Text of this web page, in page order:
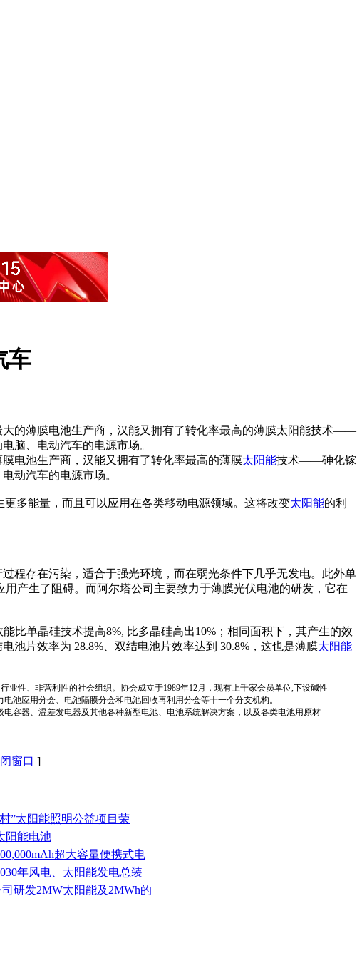
车
大的薄膜电池生产商，汉能又拥有了转化率最高的薄膜太阳能技术——
脑、电动汽车的电源市场。
电池生产商，汉能又拥有了转化率最高的薄膜太阳能技术——砷化镓
动汽车的电源市场。
更多能量，而且可以应用在各类移动电源领域。这将改变太阳能的利
程存在污染，适合于强光环境，而在弱光条件下几乎无发电。此外单
产生了阻碍。而阿尔塔公司主要致力于薄膜光伏电池的研发，它在
比单晶硅技术提高8%, 比多晶硅高出10%；相同面积下，其产生的效
池片效率为 28.8%、双结电池片效率达到 30.8%，这也是薄膜太阳能
业性、非营利性的社会组织。协会成立于1989年12月，现有上千家会员单位,下设碱性
池应用分会、电池隔膜分会和电池回收再利用分会等十一个分支机构。
容器、温差发电器及其他各种新型电池、电池系统解决方案，以及各类电池用原材
窗口 ]
”太阳能照明公益项目荣
阳能电池
超大容量便携式电
年风电、太阳能发电总装
司研发2MW太阳能及2MWh的